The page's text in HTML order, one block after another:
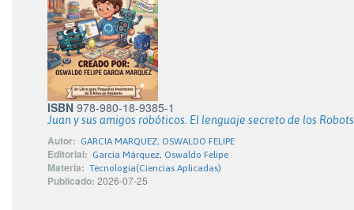
ISBN 978-980-18-9385-1
Juan y sus amigos robóticos. El lenguaje secreto de los Robots
Autor: GARCIA MARQUEZ, OSWALDO FELIPE
Editorial: García Márquez, Oswaldo Felipe
Materia: Tecnologia(Ciencias Aplicadas)
Publicado: 2026-07-25